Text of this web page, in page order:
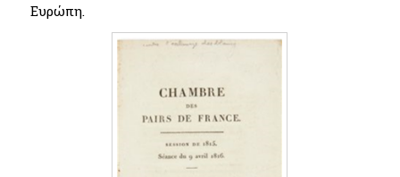
Ευρώπη.